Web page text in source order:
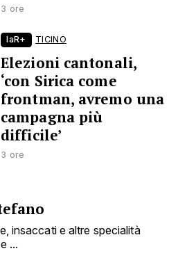
3 ore
laR+ TICINO
Elezioni cantonali,
‘con Sirica come
frontman, avremo una
campagna più
difficile’
3 ore
insaccati e altre specialità
...